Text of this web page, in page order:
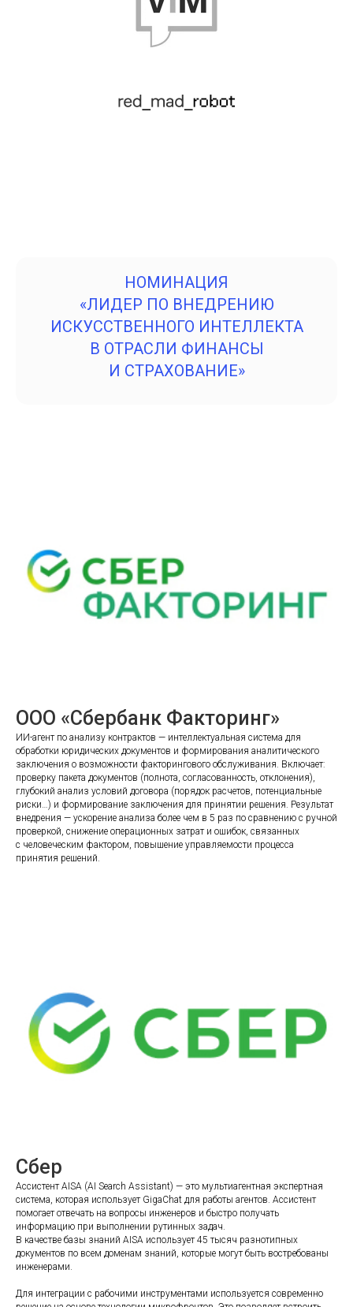
НОМИНАЦИЯ
«ЛИДЕР ПО ВНЕДРЕНИЮ
ИСКУССТВЕННОГО ИНТЕЛЛЕКТА
В ОТРАСЛИ ФИНАНСЫ
И СТРАХОВАНИЕ»
ООО «Сбербанк Факторинг»
ИИ-агент по анализу контрактов — интеллектуальная система для
обработки юридических документов и формирования аналитического
заключения о возможности факторингового обслуживания. Включает:
проверку пакета документов (полнота, согласованность, отклонения),
глубокий анализ условий договора (порядок расчетов, потенциальные
риски…) и формирование заключения для принятии решения. Результат
внедрения — ускорение анализа более чем в 5 раз по сравнению с ручной
проверкой, снижение операционных затрат и ошибок, связанных
с человеческим фактором, повышение управляемости процесса
принятия решений.
Сбер
Ассистент AISA (AI Search Assistant) — это мультиагентная экспертная
система, которая использует GigaChat для работы агентов. Ассистент
помогает отвечать на вопросы инженеров и быстро получать
информацию при выполнении рутинных задач.
В качестве базы знаний AISA использует 45 тысяч разнотипных
документов по всем доменам знаний, которые могут быть востребованы
инженерами.
Для интеграции с рабочими инструментами используется современно